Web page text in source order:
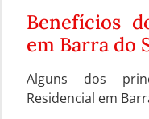
Benefícios
em Barra do
Alguns dos
Residencial em